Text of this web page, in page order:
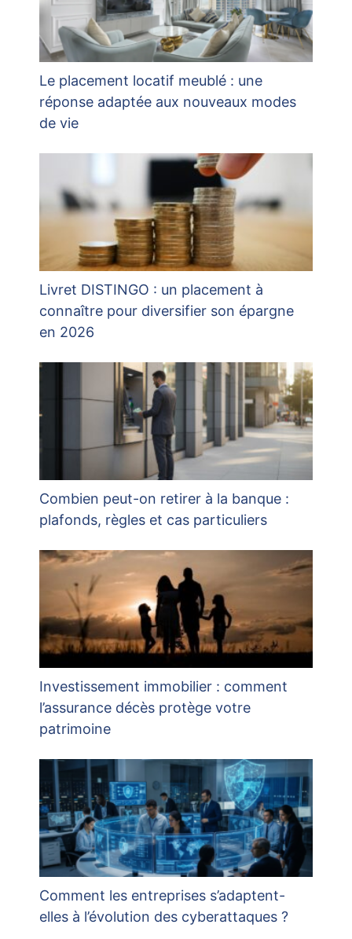
Le placement locatif meublé : une
réponse adaptée aux nouveaux modes
de vie
Livret DISTINGO : un placement à
connaître pour diversifier son épargne
en 2026
Combien peut-on retirer à la banque :
plafonds, règles et cas particuliers
Investissement immobilier : comment
l’assurance décès protège votre
patrimoine
Comment les entreprises s’adaptent-
elles à l’évolution des cyberattaques ?